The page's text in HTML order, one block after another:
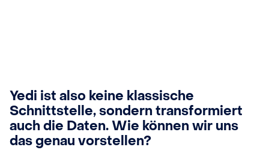
Yedi ist also keine klassische
Schnittstelle, sondern transformiert
auch die Daten. Wie können wir uns
das genau vorstellen?